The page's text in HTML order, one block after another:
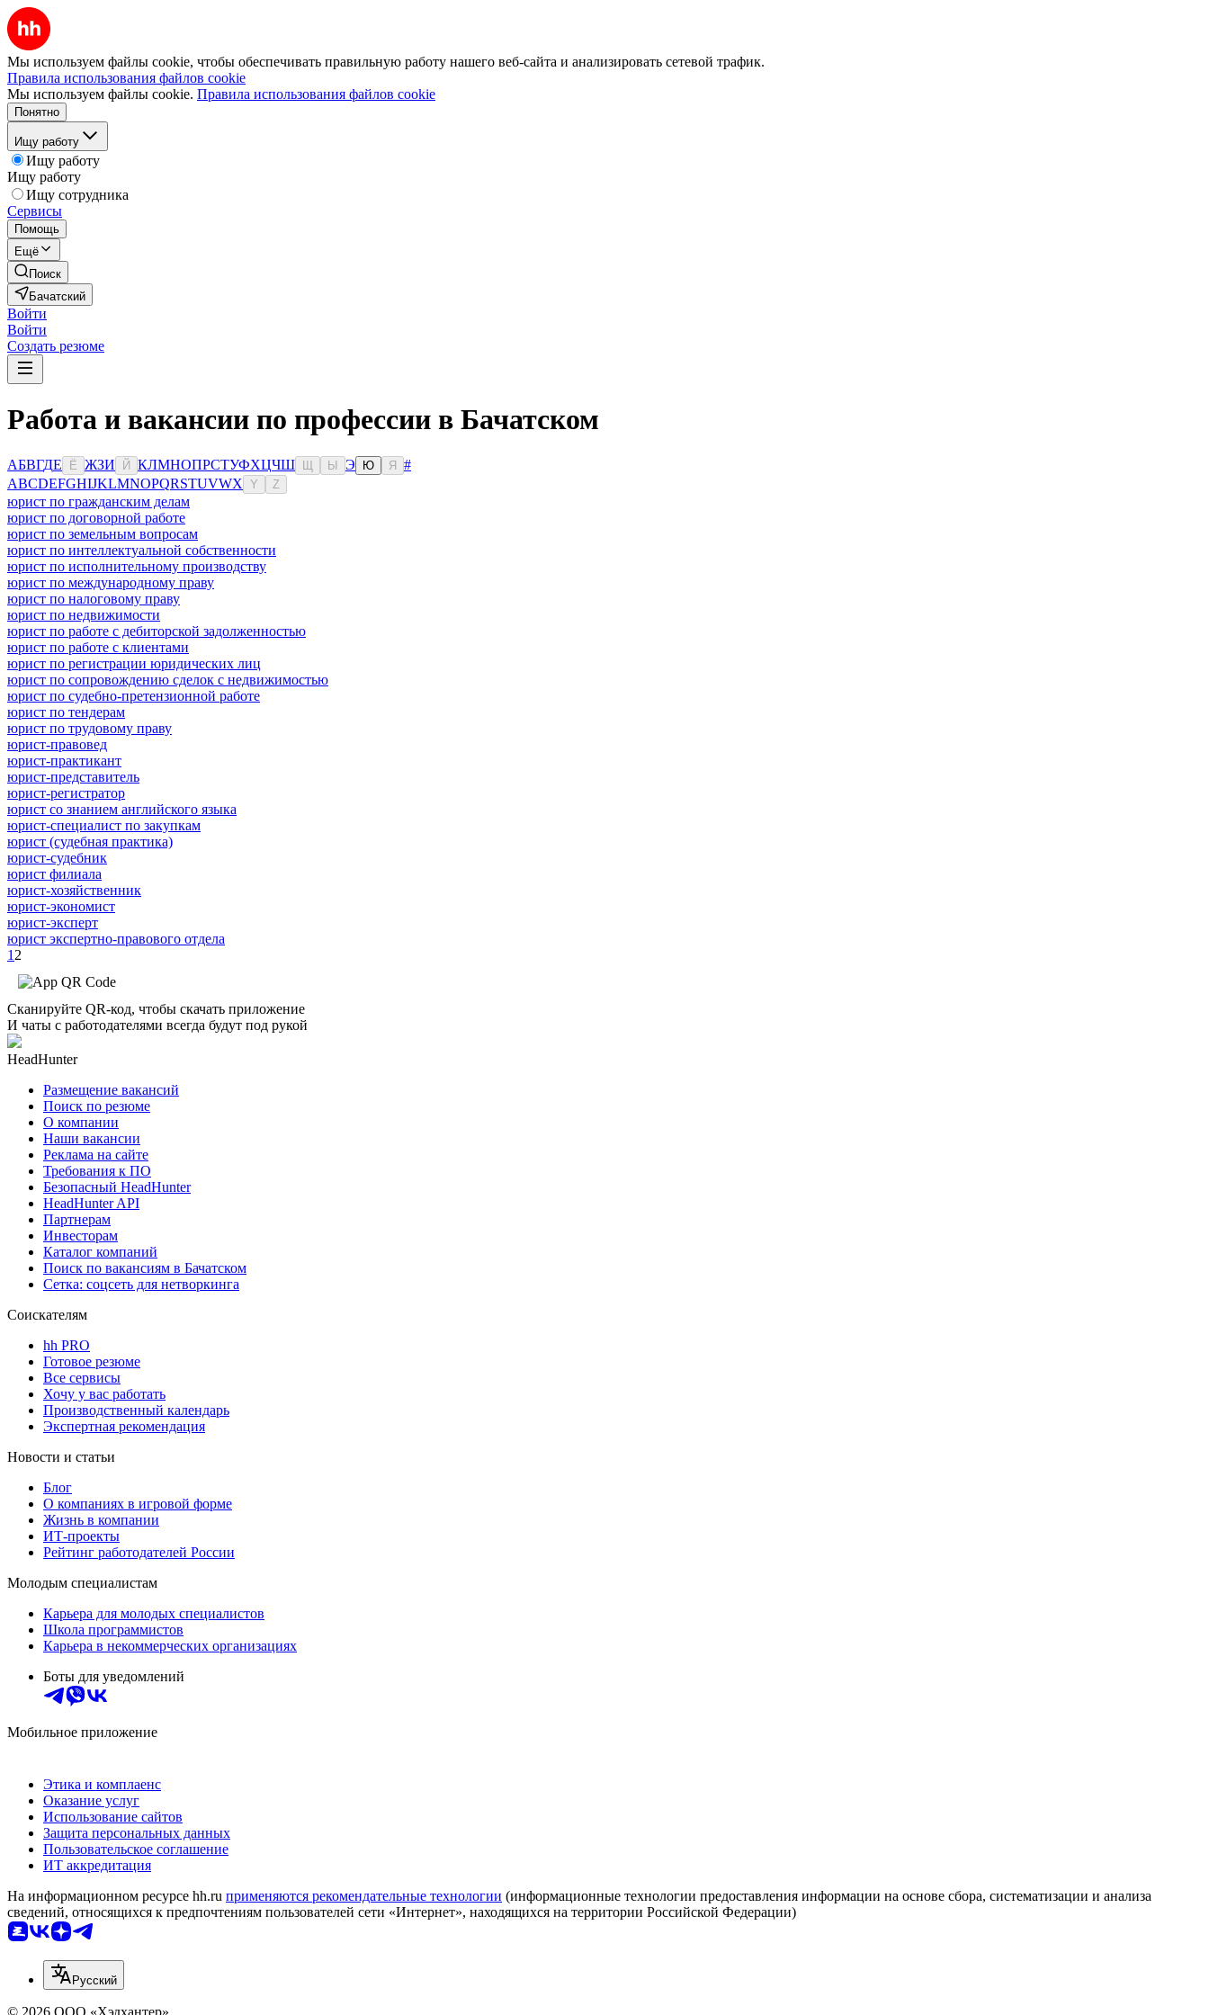
Мы используем файлы cookie, чтобы обеспечивать правильную работу нашего веб-сайта и анализировать сетевой трафик.
Правила использования файлов cookie
Мы используем файлы cookie. Правила использования файлов cookie
Понятно
Ищу работу
Ищу работу
Ищу работу
Ищу сотрудника
Сервисы
Помощь
Ещё
Поиск
Бачатский
Войти
Войти
Создать резюме
Работа и вакансии по профессии в Бачатском
АБВГДЕ Ё ЖЗИ Й КЛМНОПРСТУФХЦЧШ Ы Э Ю Я
#
ABCDEFGHIJKLMNOPQRSTUVWX Y Z
юрист по гражданским делам
юрист по договорной работе
юрист по земельным вопросам
юрист по интеллектуальной собственности
юрист по исполнительному производству
юрист по международному праву
юрист по налоговому праву
юрист по недвижимости
юрист по работе с дебиторской задолженностью
юрист по работе с клиентами
юрист по регистрации юридических лиц
юрист по сопровождению сделок с недвижимостью
юрист по судебно-претензионной работе
юрист по тендерам
юрист по трудовому праву
юрист-правовед
юрист-практикант
юрист-представитель
юрист-регистратор
юрист со знанием английского языка
юрист-специалист по закупкам
юрист (судебная практика)
юрист-судебник
юрист филиала
юрист-хозяйственник
юрист-экономист
юрист-эксперт
юрист экспертно-правового отдела
1 2
Сканируйте QR-код, чтобы скачать приложение
И чаты с работодателями всегда будут под рукой
HeadHunter
Размещение вакансий
Поиск по резюме
О компании
Наши вакансии
Реклама на сайте
Требования к ПО
Безопасный HeadHunter
HeadHunter API
Партнерам
Инвесторам
Каталог компаний
Поиск по вакансиям в Бачатском
Сетка: соцсеть для нетворкинга
Соискателям
hh PRO
Готовое резюме
Все сервисы
Хочу у вас работать
Производственный календарь
Экспертная рекомендация
Новости и статьи
Блог
О компаниях в игровой форме
Жизнь в компании
ИТ-проекты
Рейтинг работодателей России
Молодым специалистам
Карьера для молодых специалистов
Школа программистов
Карьера в некоммерческих организациях
Боты для уведомлений
Мобильное приложение
Этика и комплаенс
Оказание услуг
Использование сайтов
Защита персональных данных
Пользовательское соглашение
ИТ аккредитация
На информационном ресурсе hh.ru применяются рекомендательные технологии (информационные технологии предоставления информации на основе сбора, систематизации и анализа
сведений, относящихся к предпочтениям пользователей сети «Интернет», находящихся на территории Российской Федерации)
Русский
© 2026 ООО «Хэдхантер»